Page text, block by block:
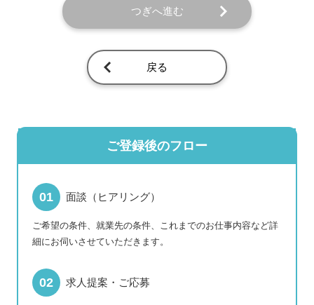
つぎへ進む
戻る
ご登録後のフロー
面談（ヒアリング）
ご希望の条件、就業先の条件、これまでのお仕事内容など詳
細にお伺いさせていただきます。
求人提案・ご応募